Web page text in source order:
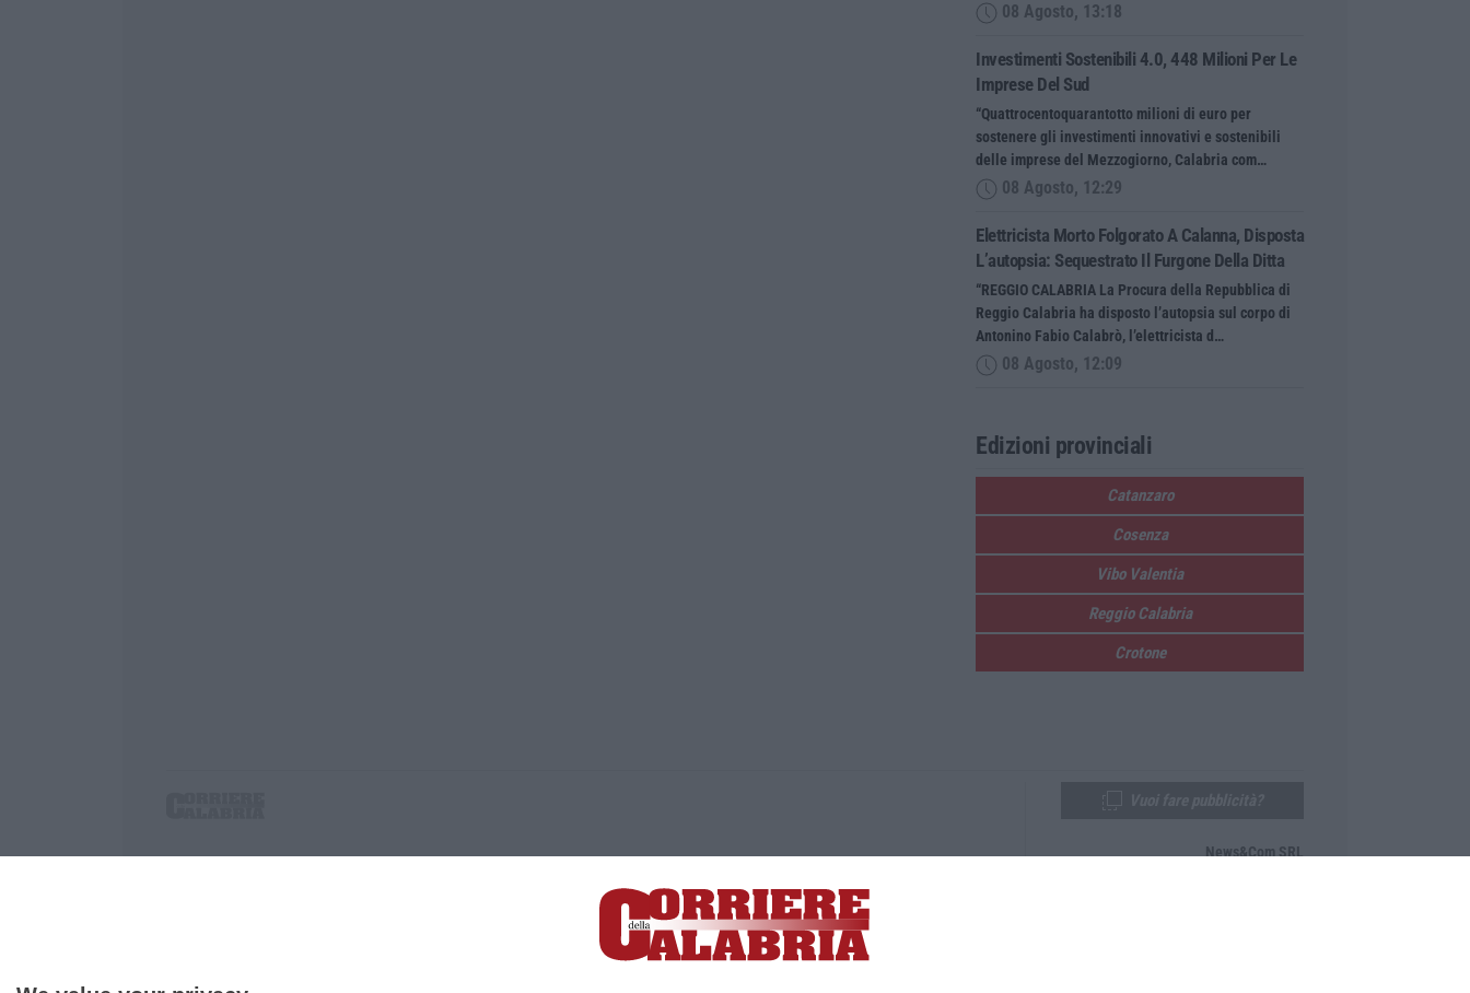
08 Agosto, 13:18
Investimenti Sostenibili 4.0, 448 Milioni Per Le
Imprese Del Sud
“Quattrocentoquarantotto milioni di euro per
sostenere gli investimenti innovativi e sostenibili
delle imprese del Mezzogiorno, Calabria com…
08 Agosto, 12:29
Elettricista Morto Folgorato A Calanna, Disposta
L’autopsia: Sequestrato Il Furgone Della Ditta
“REGGIO CALABRIA La Procura della Repubblica di
Reggio Calabria ha disposto l’autopsia sul corpo di
Antonino Fabio Calabrò, l’elettricista d…
08 Agosto, 12:09
Edizioni provinciali
Catanzaro
Cosenza
Vibo Valentia
Reggio Calabria
Crotone
P.IVA. 03199620794, Via del mare 6/G, S.Eufemia, Lamezia Terme (CZ)
Iscrizione tribunale di Lamezia Terme 5/2011 - Direttore responsabile Paola Militano |Privacy
News&Com SRL